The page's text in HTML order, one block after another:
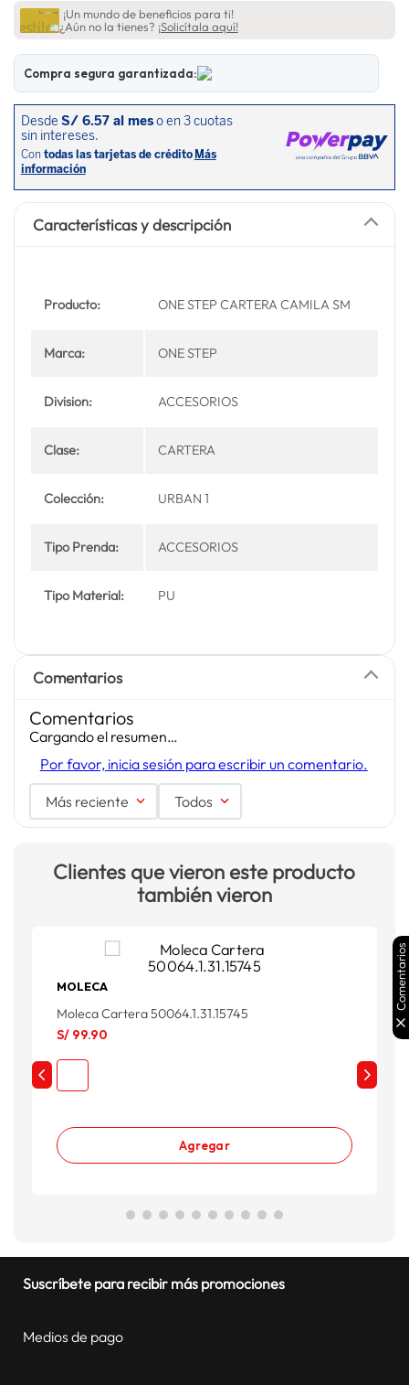
¡Un mundo de beneficios para ti!
¿Aún no la tienes? ¡Solicítala aquí!
Compra segura garantizada:
Características y descripción
Producto: ONE STEP CARTERA CAMILA SM
Marca: ONE STEP
Division: ACCESORIOS
Clase: CARTERA
Colección: URBAN 1
Tipo Prenda: ACCESORIOS
Tipo Material: PU
Comentarios
Comentarios
Cargando el resumen…
Por favor, inicia sesión para escribir un comentario.
Más reciente Todos
Clientes que vieron este producto
también vieron
MOLECA
Moleca Cartera 50064.1.31.15745
S/ 99.90
Agregar
Suscríbete para recibir más promociones
Medios de pago
Comentarios